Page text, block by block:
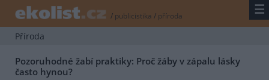
/ publicistika / příroda ☰
Příroda
Pozoruhodné žabí praktiky: Proč žáby v zápalu lásky
často hynou?